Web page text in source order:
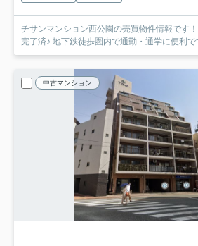
チサンマンション西公園の売買物件情報です！ 内装フルリノベーション
完了済♪ 地下鉄徒歩圏内で通勤・通学に便利で
中古マンション